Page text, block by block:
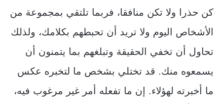
كن حذرا ولا تكن منافقا، فربما تلتقي بمجموعة من
الأشخاص اليوم ولا تريد أن تحبطهم بكلامك، ولذلك
تحاول أن تخفي الحقيقة وتبلغهم بما يتمنون أن
يسمعوه منك. قد تختلي بشخص ما لتخبره عكس
ما أخبرته لهؤلاء. إن ما تفعله أمر غير مرغوب فيه،